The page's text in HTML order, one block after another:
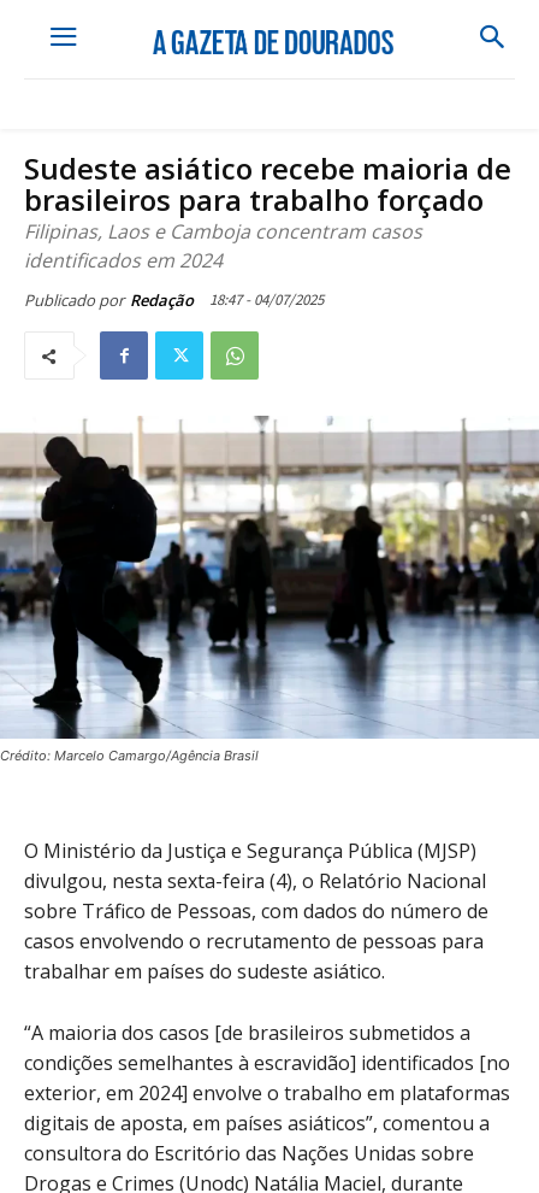
Sudeste asiático recebe maioria de
brasileiros para trabalho forçado
Filipinas, Laos e Camboja concentram casos
identificados em 2024
Publicado por Redação 18:47 - 04/07/2025
Crédito: Marcelo Camargo/Agência Brasil
O Ministério da Justiça e Segurança Pública (MJSP)
divulgou, nesta sexta-feira (4), o Relatório Nacional
sobre Tráfico de Pessoas, com dados do número de
casos envolvendo o recrutamento de pessoas para
trabalhar em países do sudeste asiático.
“A maioria dos casos [de brasileiros submetidos a
condições semelhantes à escravidão] identificados [no
exterior, em 2024] envolve o trabalho em plataformas
digitais de aposta, em países asiáticos”, comentou a
consultora do Escritório das Nações Unidas sobre
Drogas e Crimes (Unodc) Natália Maciel, durante